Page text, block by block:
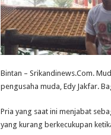
Bintan – Srikandinews.Com.
pengusaha muda, Edy Jakfar.
Pria yang saat ini menjabat
yang kurang berkecukupan